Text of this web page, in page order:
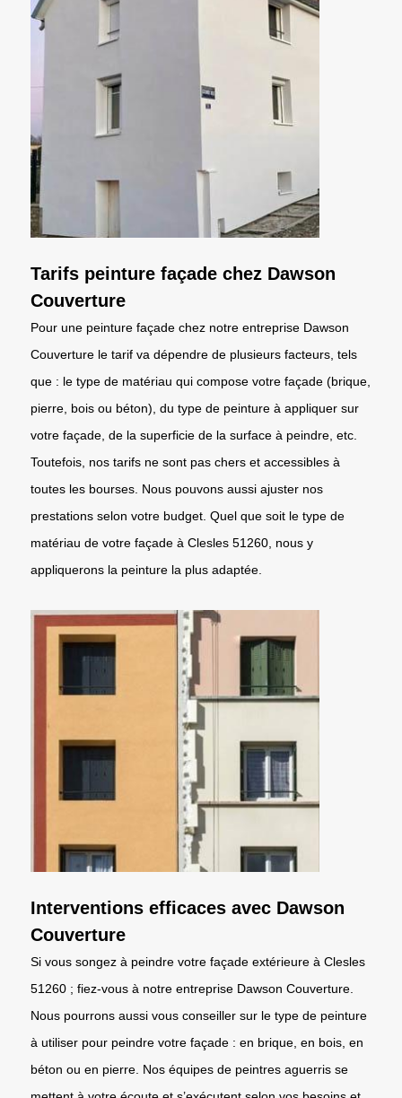
Tarifs peinture façade chez Dawson
Couverture
Pour une peinture façade chez notre entreprise Dawson
Couverture le tarif va dépendre de plusieurs facteurs, tels
que : le type de matériau qui compose votre façade (brique,
pierre, bois ou béton), du type de peinture à appliquer sur
votre façade, de la superficie de la surface à peindre, etc.
Toutefois, nos tarifs ne sont pas chers et accessibles à
toutes les bourses. Nous pouvons aussi ajuster nos
prestations selon votre budget. Quel que soit le type de
matériau de votre façade à Clesles 51260, nous y
appliquerons la peinture la plus adaptée.
Interventions efficaces avec Dawson
Couverture
Si vous songez à peindre votre façade extérieure à Clesles
51260 ; fiez-vous à notre entreprise Dawson Couverture.
Nous pourrons aussi vous conseiller sur le type de peinture
à utiliser pour peindre votre façade : en brique, en bois, en
béton ou en pierre. Nos équipes de peintres aguerris se